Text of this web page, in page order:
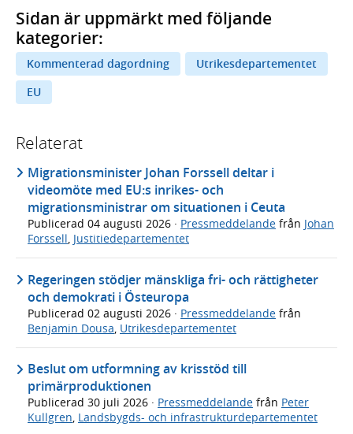
Sidan är uppmärkt med följande
kategorier:
Kommenterad dagordning
Utrikesdepartementet
EU
Relaterat
Migrationsminister Johan Forssell deltar i
videomöte med EU:s inrikes- och
migrationsministrar om situationen i Ceuta
Publicerad 04 augusti 2026 · Pressmeddelande från Johan
Forssell, Justitiedepartementet
Regeringen stödjer mänskliga fri- och rättigheter
och demokrati i Östeuropa
Publicerad 02 augusti 2026 · Pressmeddelande från
Benjamin Dousa, Utrikesdepartementet
Beslut om utformning av krisstöd till
primärproduktionen
Publicerad 30 juli 2026 · Pressmeddelande från Peter
Kullgren, Landsbygds- och infrastrukturdepartementet